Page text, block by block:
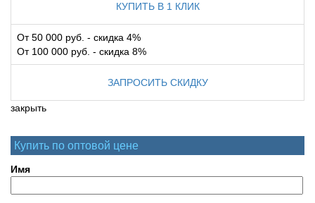
КУПИТЬ В 1 КЛИК
От 50 000 руб. - скидка 4%
От 100 000 руб. - скидка 8%
ЗАПРОСИТЬ СКИДКУ
закрыть
Купить по оптовой цене
Имя